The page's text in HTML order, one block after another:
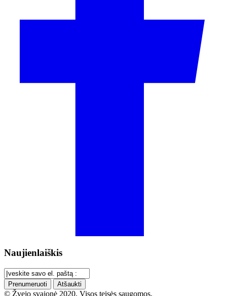
Naujienlaiškis
Prenumeruoti Atšaukti
© Žvejo svajonė 2020. Visos teisės saugomos.